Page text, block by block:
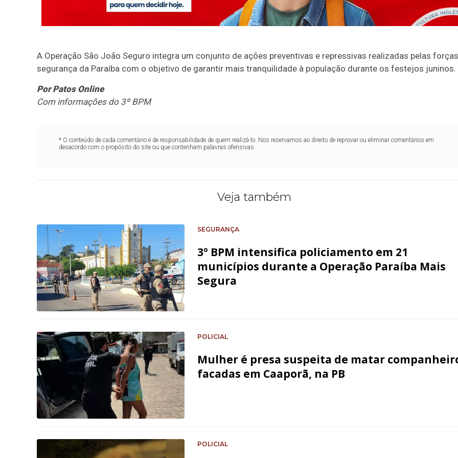
A Operação São João Seguro integra um conjunto de ações preventivas e repressivas realizadas pelas
segurança da Paraíba com o objetivo de garantir mais tranquilidade à população durante os festejos juninos.
Por Patos Online
Com informações do 3º BPM
* O conteúdo de cada comentário é de responsabilidade de quem realizá-lo. Nos reservamos ao direito de reprovar ou eliminar comentários em
desacordo com o propósito do site ou que contenham palavras ofensivas.
Veja também
SEGURANÇA
3º BPM intensifica policiamento em 21
municípios durante a Operação Paraíba Mais
Segura
POLICIAL
Mulher é presa suspeita de matar
facadas em Caaporã, na PB
POLICIAL